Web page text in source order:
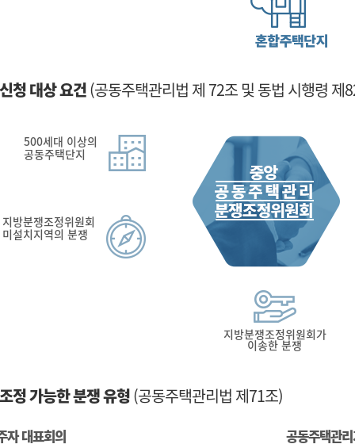
신청 대상 요건(공동주택관리법 제 72조 및 동법 시행령 제
500세대 이상의
공동주택단지
지방분쟁조정위원회
미설치지역의 분쟁
지방분쟁조정위원회가
이송한 분쟁
조정 가능한 분쟁 유형(공동주택관리법 제71조)
자 대표회의 공동주택관